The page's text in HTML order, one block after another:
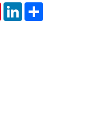
PinterestLinkedInShare